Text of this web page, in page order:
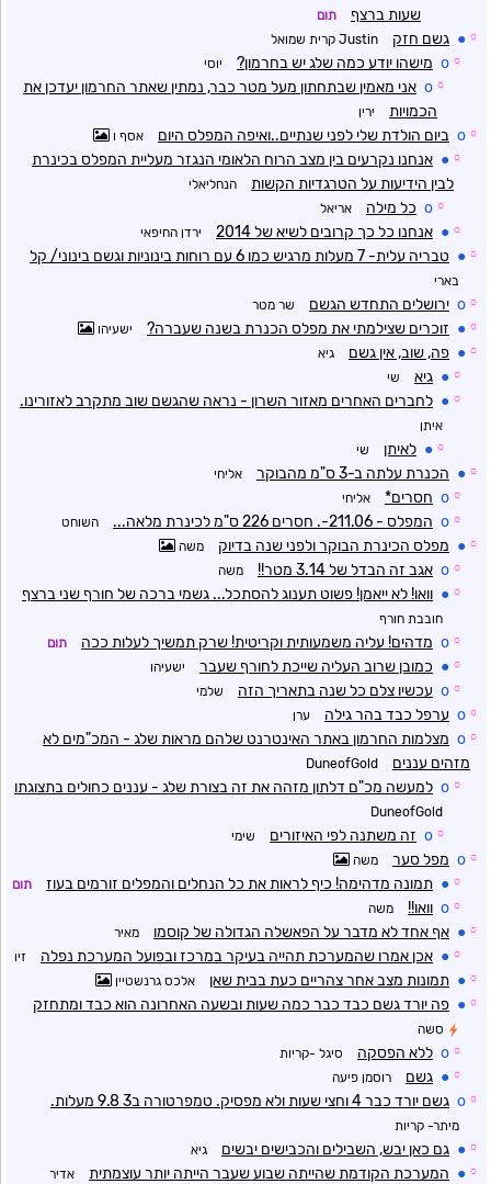
שעות ברצף תום
☼
● גשם חזק Justin קרית שמואל
☼
o מישהו יודע כמה שלג יש בחרמון? יוסי
☼
o אני מאמין שבתחתון מעל מטר כבר, נמתין שאתר החרמון יעדכן את
הכמויות
ירין
☼
o ביום הולדת שלי לפני שנתיים..ואיפה המפלס היום אסף ו
☼
● אנחנו נקרעים בין מצב הרוח הלאומי הנגזר מעליית המפלס בכינרת
לבין הידיעות על הטרגדיות הקשות
הנחליאלי
☼
o כל מילה אריאל
☼
● אנחנו כל כך קרובים לשיא של 2014 ירדן החיפאי
☼
● טבריה עלית- 7 מעלות מרגיש כמו 6 עם רוחות בינוניות וגשם בינוני/ קל
בארי
☼
o ירושלים התחדש הגשם שר מטר
☼
● זוכרים שצילמתי את מפלס הכנרת בשנה שעברה? ישעיהו
☼
● פה, שוב, אין גשם גיא
☼
● גיא שי
☼
● לחברים האחרים מאזור השרון - נראה שהגשם שוב מתקרב לאזורינו.
איתן
☼
● לאיתן שי
☼
● הכנרת עלתה ב-3 ס"מ מהבוקר אליחי
☼
o חסרים* אליחי
☼
o המפלס - 211.06-. חסרים 226 ס"מ לכינרת מלאה... השוחט
☼
● מפלס הכינרת הבוקר ולפני שנה בדיוק משה
☼
o אגב זה הבדל של 3.14 מטר!! משה
☼
● וואו! לא ייאמן! פשוט תענוג להסתכל... גשמי ברכה של חורף שני ברצף
חובבת חורף
☼
o מדהים! עליה משמעותית וקריטית! שרק תמשיך לעלות ככה תום
☼
● כמובן שרוב העליה שייכת לחורף שעבר ישעיהו
☼
o עכשיו צלם כל שנה בתאריך הזה שלמי
☼
o ערפל כבד בהר גילה ערן
☼
o מצלמות החרמון באתר האינטרנט שלהם מראות שלג - המכ"מים לא
מזהים עננים
DuneofGold
☼
o למעשה מכ"ם דלתון מזהה את זה בצורת שלג - עננים כחולים בתצוגתו
DuneofGold
☼
o זה משתנה לפי האיזורים שימי
☼
o מפל סער משה
☼
● תמונה מדהימה! כיף לראות את כל הנחלים והמפלים זורמים בעוז תום
☼
o וואו!! משה
☼
● אף אחד לא מדבר על הפאשלה הגדולה של קוסמו מאיר
☼
● אכן אמרו שהמערכת תהייה בעיקר במרכז ובפועל המערכת נפלה זיו
☼
● תמונות מצב אחר צהריים כעת בבית שאן אלכס גרנשטיין
☼
● פה יורד גשם כבד כבר כמה שעות ובשעה האחרונה הוא כבד ומתחזק
סשה
☼
o ללא הפסקה סיגל -קריות
☼
● גשם רוסמן פיעה
☼
o גשם יורד כבר 4 וחצי שעות ולא מפסיק. טמפרטורה ב3 9.8 מעלות.
מיתר- קריות
☼
● גם כאן יבש, השבילים והכבישים יבשים גיא
☼
● המערכת הקודמת שהייתה שבוע שעבר הייתה יותר עוצמתית אדיר